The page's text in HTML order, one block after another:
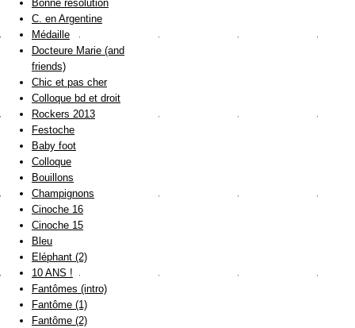
Bonne résolution
C. en Argentine
Médaille
Docteure Marie (and
friends)
Chic et pas cher
Colloque bd et droit
Rockers 2013
Festoche
Baby foot
Colloque
Bouillons
Champignons
Cinoche 16
Cinoche 15
Bleu
Eléphant (2)
10 ANS !
Fantômes (intro)
Fantôme (1)
Fantôme (2)